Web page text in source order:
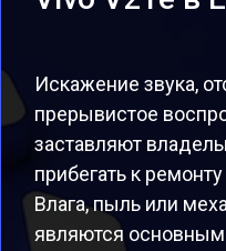
Искажение звука,
прерывистое
заставляют
прибегать к
Влага, пыль или
являются